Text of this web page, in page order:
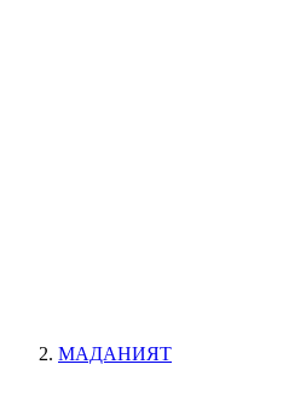
МАДАНИЯТ